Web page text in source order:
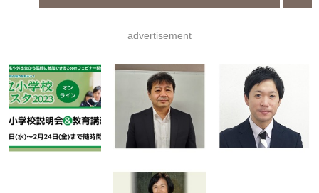
advertisement